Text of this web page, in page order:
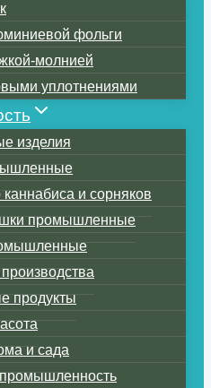
фольги
молнией
уплотнениями
изделия
и сорняков
промышленные
продукты
и сада